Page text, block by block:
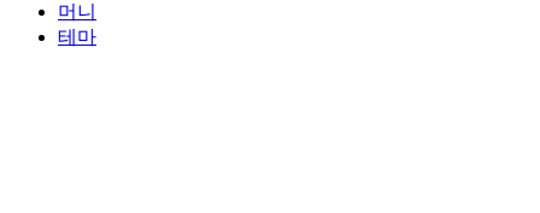
머니
테마